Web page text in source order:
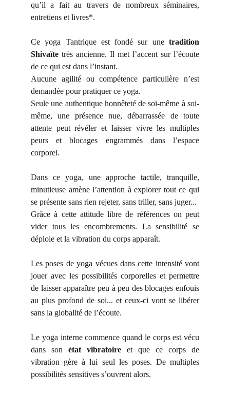
qu’il a fait au travers de nombreux séminaires,
entretiens et livres*.
Ce yoga Tantrique est fondé sur une tradition
Shivaïte très ancienne. Il met l’accent sur l’écoute
de ce qui est dans l’instant.
Aucune agilité ou compétence particulière n’est
demandée pour pratiquer ce yoga.
Seule une authentique honnêteté de soi-même à soi-
même, une présence nue, débarrassée de toute
attente peut révéler et laisser vivre les multiples
peurs et blocages engrammés dans l’espace
corporel.
Dans ce yoga, une approche tactile, tranquille,
minutieuse amène l’attention à explorer tout ce qui
se présente sans rien rejeter, sans triller, sans juger...
Grâce à cette attitude libre de références on peut
vider tous les encombrements. La sensibilité se
déploie et la vibration du corps apparaît.
Les poses de yoga vécues dans cette intensité vont
jouer avec les possibilités corporelles et permettre
de laisser apparaître peu à peu des blocages enfouis
au plus profond de soi... et ceux-ci vont se libérer
sans la globalité de l’écoute.
Le yoga interne commence quand le corps est vécu
dans son état vibratoire et que ce corps de
vibration gère à lui seul les poses. De multiples
possibilités sensitives s’ouvrent alors.